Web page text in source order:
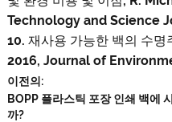
Technology and Science
10. 재사용 가능한 백의 수
2016, Journal of
이전의:
BOPP 플라스틱 포장 인쇄 백에
까?